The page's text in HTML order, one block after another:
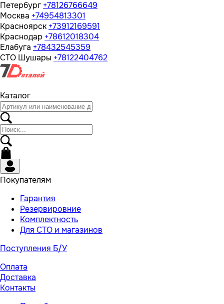
Петербург +78126766649
Москва +74954813301
Красноярск +73912169591
Краснодар +78612018304
Елабуга +78432545359
СТО Шушары +78122404762
Каталог
Покупателям
Гарантия
Резервировние
Комплектность
Для СТО и магазинов
Поступления Б/У
Оплата
Доставка
Контакты